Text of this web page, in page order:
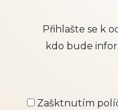
Přihlašte se k
kdo bude
Zašktnutím